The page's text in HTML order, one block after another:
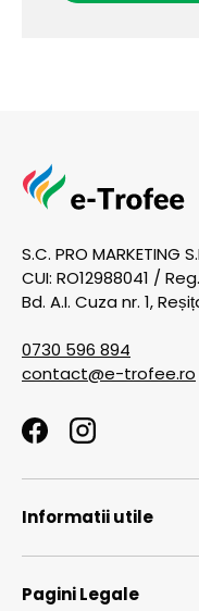
S.C. PRO MARKETING
CUI: RO12988041 /
Bd. A.I. Cuza nr. 1,
0730 596 894
contact@e-trofee.ro
FacebookInstagram
Informatii utile
Pagini Legale